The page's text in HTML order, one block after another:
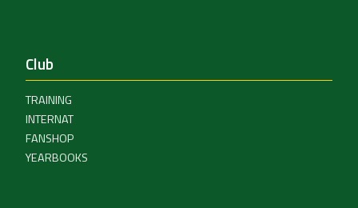
Club
TRAINING
INTERNAT
FANSHOP
YEARBOOKS